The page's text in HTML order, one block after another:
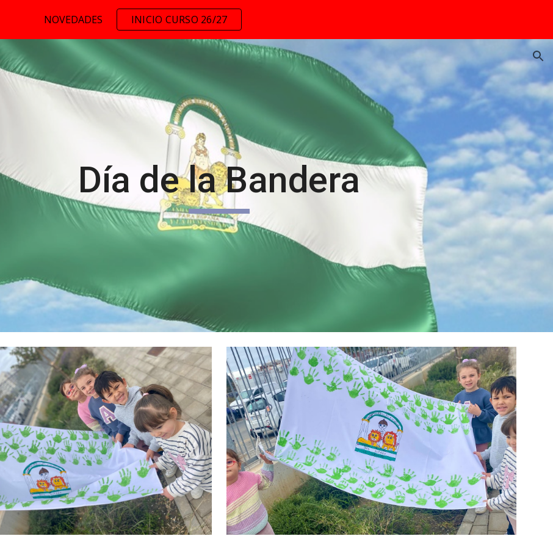
Skip to main content Skip to navigation
NOVEDADES INICIO CURSO 26/27
Día de la Bandera